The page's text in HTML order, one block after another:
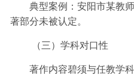
典型案例：安阳市某教
著部分未被认定。
（三）学科对口性
著作内容碧须与任教学